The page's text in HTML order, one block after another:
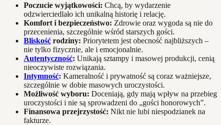
Poczucie wyjątkowości: Chcą, by wydarzenie
odzwierciedlało ich unikalną historię i relację.
Komfort i bezpieczeństwo: Zdrowie oraz wygoda są nie do
przecenienia, szczególnie wśród starszych gości.
Bliskość rodziny: Priorytetem jest obecność najbliższych –
nie tylko fizycznie, ale i emocjonalnie.
Autentyczność: Unikają sztampy i masowej produkcji, cenią
nieoczywiste rozwiązania.
Intymność: Kameralność i prywatność są coraz ważniejsze,
szczególnie w dobie masowych uroczystości.
Możliwość wyboru: Doceniają, gdy mają wpływ na przebieg
uroczystości i nie są sprowadzeni do „gości honorowych”.
Finansowa przejrzystość: Nikt nie lubi niespodzianek na
fakturze.